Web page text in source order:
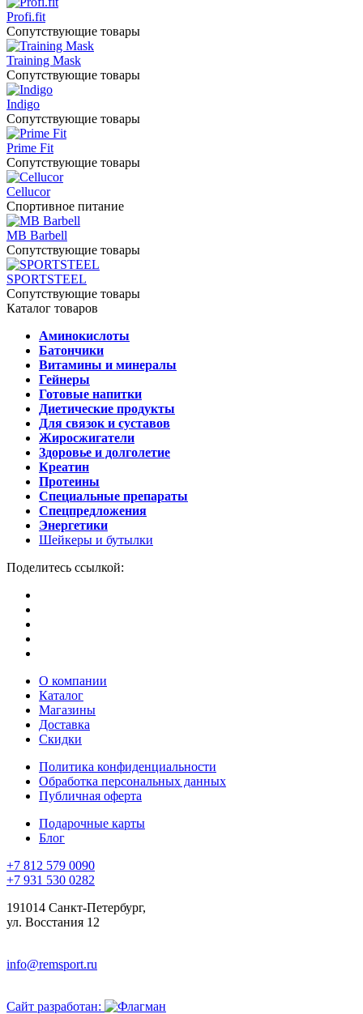
Profi.fit
Сопутствующие товары
Training Mask
Сопутствующие товары
Indigo
Сопутствующие товары
Prime Fit
Сопутствующие товары
Cellucor
Спортивное питание
MB Barbell
Сопутствующие товары
SPORTSTEEL
Сопутствующие товары
Каталог товаров
Аминокислоты
Батончики
Витамины и минералы
Гейнеры
Готовые напитки
Диетические продукты
Для связок и суставов
Жиросжигатели
Здоровье и долголетие
Креатин
Протеины
Специальные препараты
Спецпредложения
Энергетики
Шейкеры и бутылки
Поделитесь ссылкой:
О компании
Каталог
Магазины
Доставка
Скидки
Политика конфиденциальности
Обработка персональных данных
Публичная оферта
Подарочные карты
Блог
+7 812 579 0090
+7 931 530 0282
191014 Санкт-Петербург,
ул. Восстания 12
info@remsport.ru
Сайт разработан: